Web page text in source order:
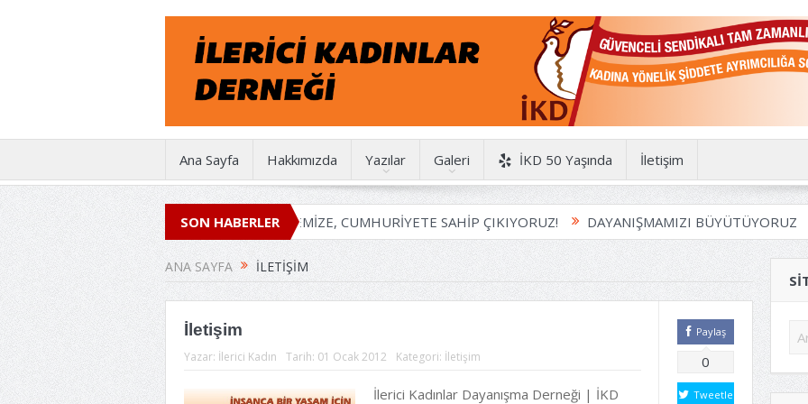
Ana Sayfa Hakkımızda Yazılar Galeri İKD 50 Yaşında İletişim
SON HABERLER
İKD 50 YAŞINDA EMEĞİMİZE, İRADEMİZE, CUMHURİYETE SAHİP ÇIKIYORUZ! DAYANIŞMAMIZI BÜYÜTÜYORUZ
ANA SAYFA İLETIŞIM
İletişim
Yazar: İlerici Kadın Tarih: 01 Ocak 2012 Kategori: İletişim
İlerici Kadınlar Dayanışma Derneği | İKD
Paylaş
0
Tweetle